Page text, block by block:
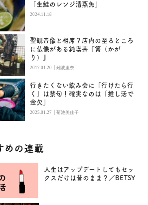
「生鮭のレンジ清蒸魚」
2024.11.18
聖観音像と相席？店内の至るところ
に仏像がある純喫茶『篝（かが
り）』
2017.01.20 |難波里奈
行きたくない飲み会に「行けたら行
く」は禁句！確実なのは「推し活で
金欠」
2025.01.27 |菊池美佳子
めの連載
人生はアップデートしてもセッ
クスだけは昔のまま？／BETSY